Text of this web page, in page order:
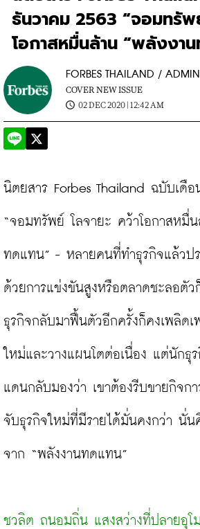
ธันวาคม 2563 “จอมทรัพ
โอกาสหมื่นล้าน “พลังงา
FORBES THAILAND / ADMIN
COVER NEW ISSUE
02 DEC 2020 | 12:42 AM
นิตยสาร Forbes Thailand ฉบับเดือ
“จอมทรัพย์ โลจายะ คว้าโอกาสหมื่
ทดแทน” - หลายคนที่ทำธุรกิจแล้วป
ด้วยการแข่งขันสูงหรือตลาดชะลอตั
ธุรกิจกลับมาฟื้นตัวอีกครั้งก็คงเพลิดเ
ใหม่และวางแผนโตต่อเนื่อง แต่นักธุ
แดนกลับมองว่า เขาต้องรีบขายกิจกา
จับธุรกิจใหม่ที่มีรายได้มั่นคงกว่า นั่น
จาก “พลังงานทดแทน”
ชวลิต ถนอมถิ่น แสงสว่างที่ปลายอุโ